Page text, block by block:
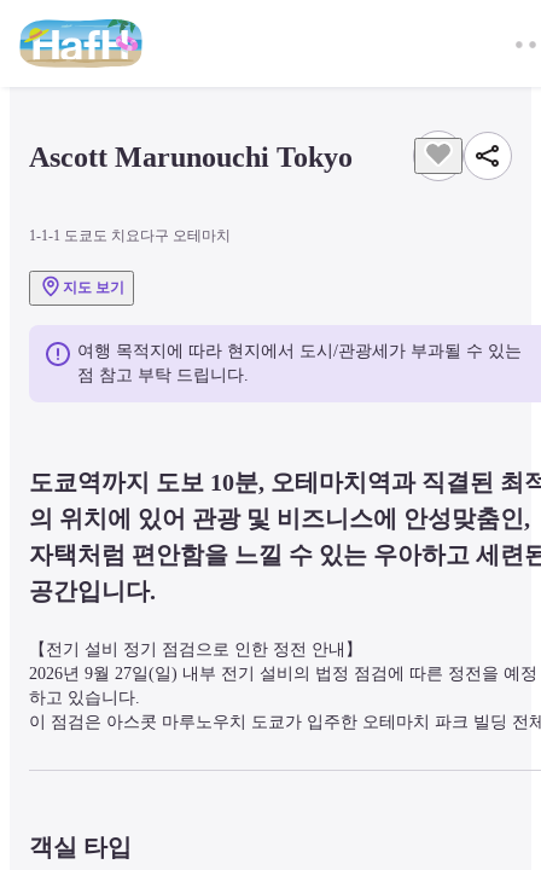
Ascott Marunouchi Tokyo
1-1-1 도쿄도 치요다구 오테마치
지도 보기
여행 목적지에 따라 현지에서 도시/관광세가 부과될 수 있는
점 참고 부탁 드립니다.
도쿄역까지 도보 10분, 오테마치역과 직결된 최
의 위치에 있어 관광 및 비즈니스에 안성맞춤인,
자택처럼 편안함을 느낄 수 있는 우아하고 세련
공간입니다.
【전기 설비 정기 점검으로 인한 정전 안내】
2026년 9월 27일(일) 내부 전기 설비의 법정 점검에 따른 정전을 예정
하고 있습니다.
이 점검은 아스콧 마루노우치 도쿄가 입주한 오테마치 파크 빌딩 전
점검 중에 건물 밖으로 나가야 하며, 일체의 출입이 금지됩니다.
객실 타입